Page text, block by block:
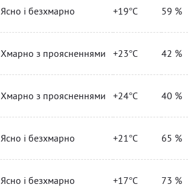
Ясно і безхмарно +19°C 59 %
Хмарно з проясненнями +23°C 42 %
Хмарно з проясненнями +24°C 40 %
Ясно і безхмарно +21°C 65 %
Ясно і безхмарно +17°C 73 %